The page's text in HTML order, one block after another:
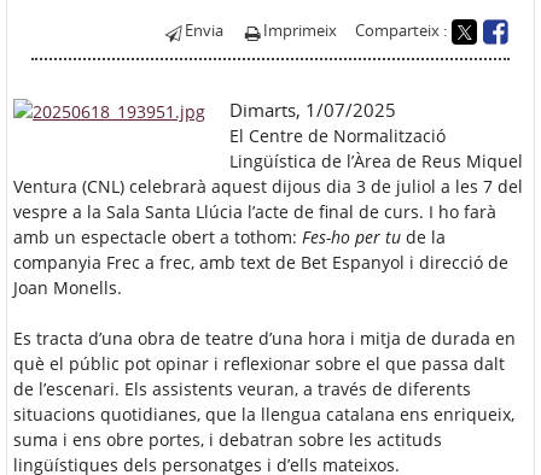
Envia Imprimeix Comparteix :
Dimarts, 1/07/2025
El Centre de Normalització
Lingüística de l’Àrea de Reus Miquel
Ventura (CNL) celebrarà aquest dijous dia 3 de juliol a les 7 del
vespre a la Sala Santa Llúcia l’acte de final de curs. I ho farà
amb un espectacle obert a tothom: Fes-ho per tu de la
companyia Frec a frec, amb text de Bet Espanyol i direcció de
Joan Monells.
Es tracta d’una obra de teatre d’una hora i mitja de durada en
què el públic pot opinar i reflexionar sobre el que passa dalt
de l’escenari. Els assistents veuran, a través de diferents
situacions quotidianes, que la llengua catalana ens enriqueix,
suma i ens obre portes, i debatran sobre les actituds
lingüístiques dels personatges i d’ells mateixos.